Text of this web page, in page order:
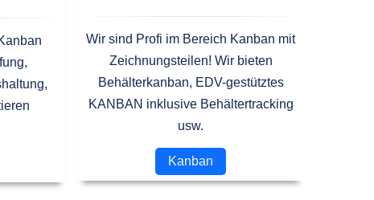
Wir sind Profi im Bereich Kanban mit
Zeichnungsteilen! Wir bieten
Behälterkanban, EDV-gestütztes
KANBAN inklusive Behältertracking
usw.
Kanban